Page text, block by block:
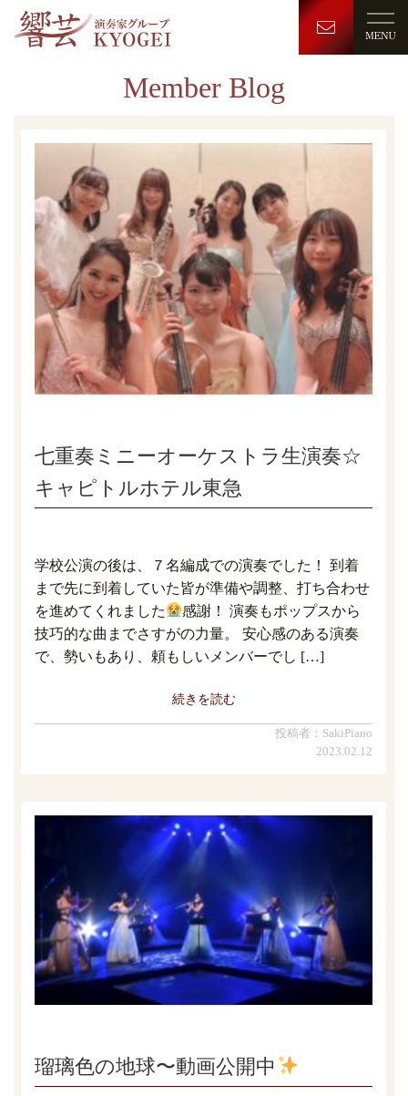
Member Blog
七重奏ミニーオーケストラ生演奏☆
キャピトルホテル東急
学校公演の後は、７名編成での演奏でした！ 到着
まで先に到着していた皆が準備や調整、打ち合わせ
を進めてくれました
感謝！ 演奏もポップスから
技巧的な曲までさすがの力量。 安心感のある演奏
で、勢いもあり、頼もしいメンバーでし […]
続きを読む
投稿者：SakiPiano
2023.02.12
瑠璃色の地球〜動画公開中